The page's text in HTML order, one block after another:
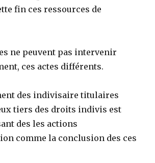
fin ces ressources de
ne peuvent pas intervenir
ces actes différents.
des indivisaire titulaires
tiers des droits indivis est
des les actions
comme la conclusion des ces